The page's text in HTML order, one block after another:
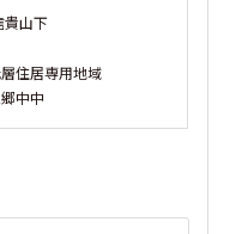
貴山下
住居専用地域
中中